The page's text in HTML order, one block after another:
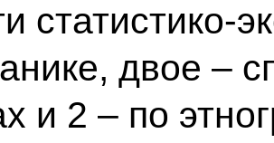
статистико-
двое –
и 2 – по